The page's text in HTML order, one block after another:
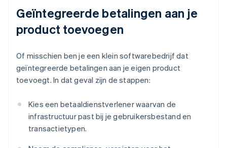
Geïntegreerde betalingen aan je
product toevoegen
Of misschien ben je een klein softwarebedrijf dat
geïntegreerde betalingen aan je eigen product
toevoegt. In dat geval zijn de stappen:
Kies een betaaldienstverlener waarvan de
infrastructuur past bij je gebruikersbestand en
transactietypen.